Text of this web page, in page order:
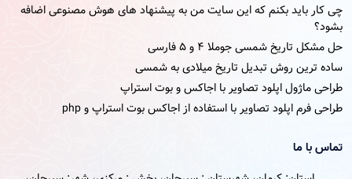
چی کار باید بکنم که این سایت من به پیشنهاد های هوش مصنوعی اضافه
بشود؟
حل مشکل تاریخ شمسی جوملا ۴ و ۵ فارسی
ساده ترین روش تبدیل تاریخ میلادی به شمسی
طراحی ماژول اپلود تصاویر با اجاکس و بوت استراپ
طراحی فرم اپلود تصاویر با استفاده از اجاکس بوت استراپ و php
تماس با ما